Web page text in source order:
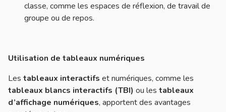
classe, comme les espaces de réflexion, de travail de
groupe ou de repos.
Utilisation de tableaux numériques
Les tableaux interactifs et numériques, comme les
tableaux blancs interactifs (TBI) ou les tableaux
d’affichage numériques, apportent des avantages